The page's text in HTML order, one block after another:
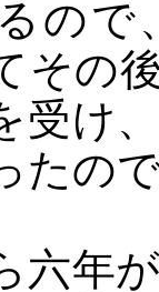
ので
その
受け
たの
年